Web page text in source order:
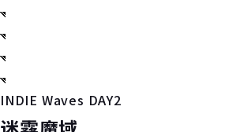
INDIE Waves DAY2